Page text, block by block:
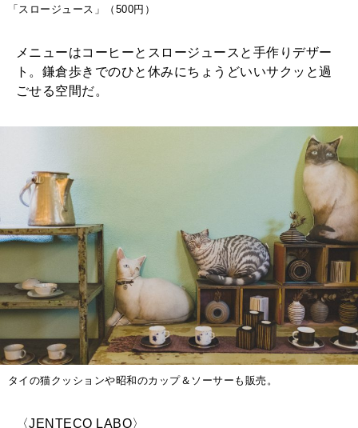
「スロージュース」（500円）
メニューはコーヒーとスロージュースと手作りデザー
ト。鎌倉歩きでのひと休みにちょうどいいサクッと過
ごせる空間だ。
タイの猫クッションや昭和のカップ＆ソーサーも販売。
〈JENTECO LABO〉